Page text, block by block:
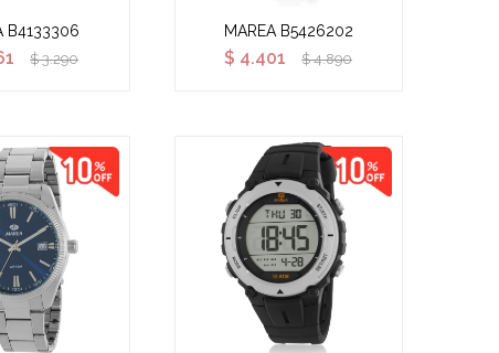
B4133306
$ 3.290
MAREA B5426202
$ 4.401 $ 4.890